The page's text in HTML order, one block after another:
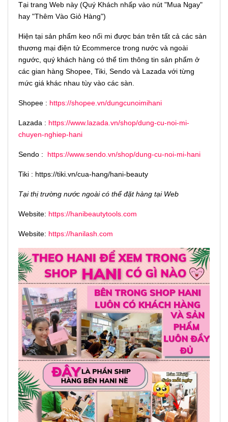
Tại trang Web này (Quý Khách nhấp vào nút "Mua Ngay"
hay "Thêm Vào Giỏ Hàng")
Hiện tại sản phẩm keo nối mi được bán trên tất cả các sàn
thương mại điện tử Ecommerce trong nước và ngoài
ngước, quý khách hàng có thể tìm thông tin sản phẩm ở
các gian hàng Shopee, Tiki, Sendo và Lazada với từng
mức giá khác nhau tùy vào các sàn.
Shopee : https://shopee.vn/dungcunoimihani
Lazada : https://www.lazada.vn/shop/dung-cu-noi-mi-
chuyen-nghiep-hani
Sendo : https://www.sendo.vn/shop/dung-cu-noi-mi-hani
Tiki : https://tiki.vn/cua-hang/hani-beauty
Tại thị trường nước ngoài có thể đặt hàng tại Web
Website: https://hanibeautytools.com
Website: https://hanilash.com